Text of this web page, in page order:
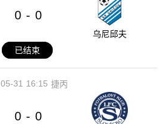
0 - 0
乌尼邱夫
已结束
16:15
05-31 捷丙
0 - 0